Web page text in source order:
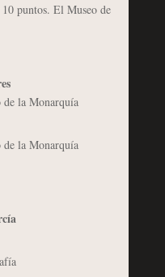
puntos. El Museo de
la Monarquía
la Monarquía